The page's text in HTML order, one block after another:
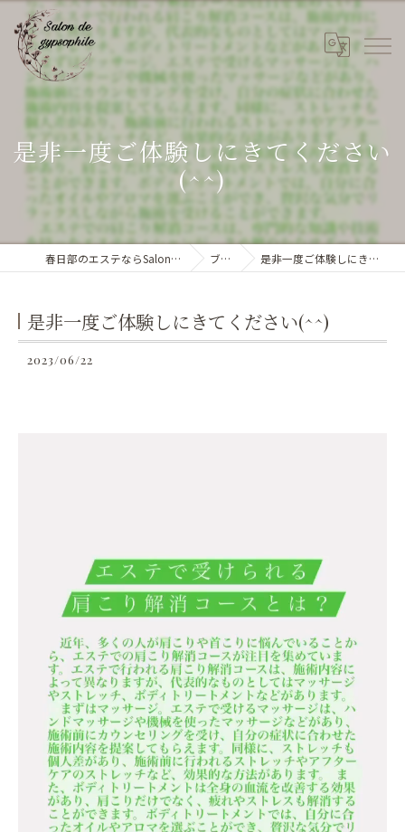
是非一度ご体験しにきてください
(^^)
春日部のエステならSalon de gypsophile ブログ 是非一度ご体験しにきてください(^^)
是非一度ご体験しにきてください(^^)
2023/06/22